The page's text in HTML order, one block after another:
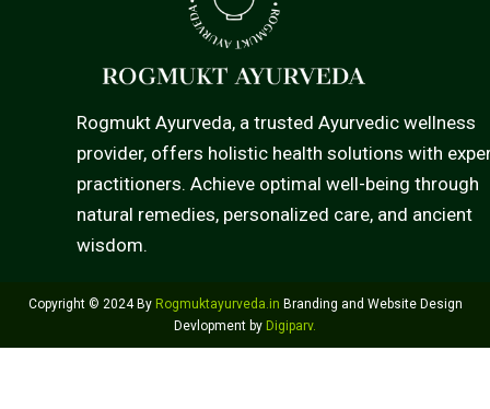
Rogmukt Ayurveda, a trusted Ayurvedic wellness
provider, offers holistic health solutions with
practitioners. Achieve optimal well-being through
natural remedies, personalized care, and ancient
wisdom.
Copyright © 2024 By Rogmuktayurveda.in Branding and Website Design
Devlopment by Digiparv.